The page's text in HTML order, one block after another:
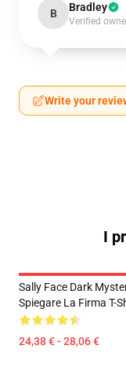
B Bradley
Verified
Write your
I
Sally Face Dark
Spiegare La Firma T-
24,38 € - 28,06 €